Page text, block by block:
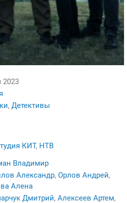
2023
, Детективы
КИТ, НТВ
Владимир
Александр, Орлов Андрей,
Алена
Дмитрий, Алексеев Артем,